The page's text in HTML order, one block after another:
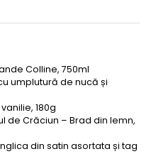
Colline, 750ml
umplutură de nucă și
180g
de Crăciun – Brad din lemn,
din satin asortata și tag